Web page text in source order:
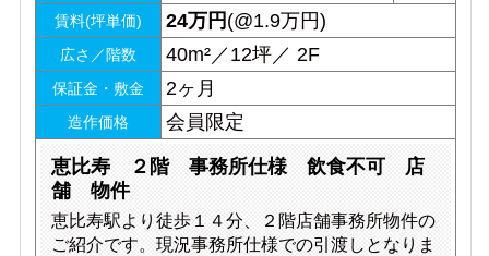
賃料(坪単価) 24万円 (@1.9万円)
広さ／階数 40m²／12坪／ 2F
保証金・敷金 2ヶ月
造作価格 会員限定
恵比寿 ２階 事務所仕様 飲食不可 店
舗 物件
恵比寿駅より徒歩１４分、２階店舗事務所物件の
ご紹介です。現況事務所仕様での引渡しとなりま